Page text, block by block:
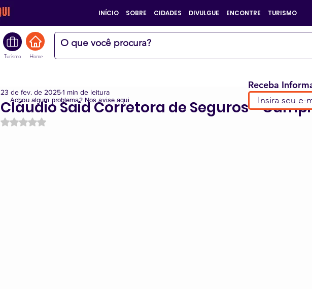
INÍCIO SOBRE CIDADES DIVULGUE ENCONTRE TURISMO
Turismo Home
Cláudio Said Corretora de Seguros -
23 de fev. de 20251 min de leitura
Avaliado com NaN de 5 estrelas.
Achou algum problema? Nos avise aqui.
Receba